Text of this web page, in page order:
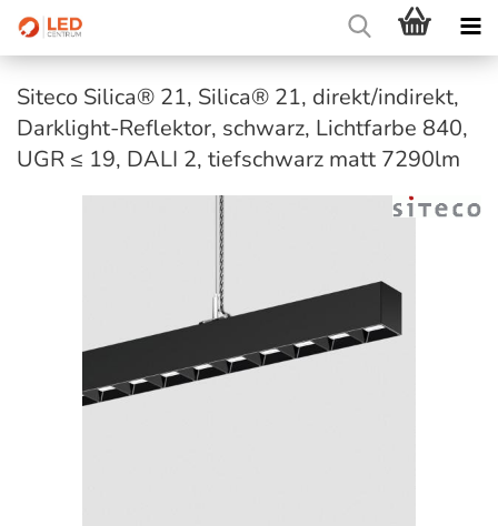
Siteco Silica® 21, Silica® 21, direkt/indirekt,
Darklight-Reflektor, schwarz, Lichtfarbe 840,
UGR ≤ 19, DALI 2, tiefschwarz matt 7290lm